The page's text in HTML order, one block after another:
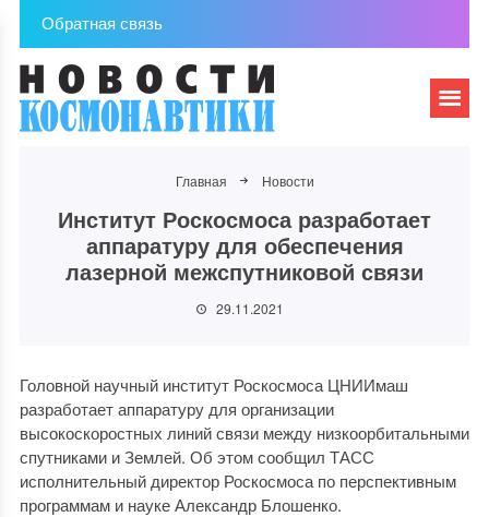
Обратная связь
Главная Новости
Институт Роскосмоса разработает
аппаратуру для обеспечения
лазерной межспутниковой связи
29.11.2021
Головной научный институт Роскосмоса ЦНИИмаш
разработает аппаратуру для организации
высокоскоростных линий связи между низкоорбитальными
спутниками и Землей. Об этом сообщил ТАСС
исполнительный директор Роскосмоса по перспективным
программам и науке Александр Блошенко.